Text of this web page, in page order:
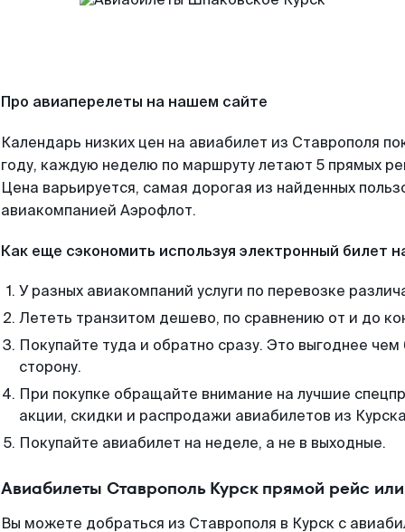
Про авиаперелеты на нашем сайте
Календарь низких цен на авиабилет из Ставрополя
году, каждую неделю по маршруту летают 5 прямых
Цена варьируется, самая дорогая из найденных
авиакомпанией Аэрофлот.
Как еще сэкономить используя электронный билет
У разных авиакомпаний услуги по перевозке
Лететь транзитом дешево, по сравнению от и до
Покупайте туда и обратно сразу. Это выгоднее
сторону.
При покупке обращайте внимание на лучшие
акции, скидки и распродажи авиабилетов из
Покупайте авиабилет на неделе, а не в выходные.
Авиабилеты Ставрополь Курск прямой рейс
Вы можете добраться из Ставрополя в Курск с